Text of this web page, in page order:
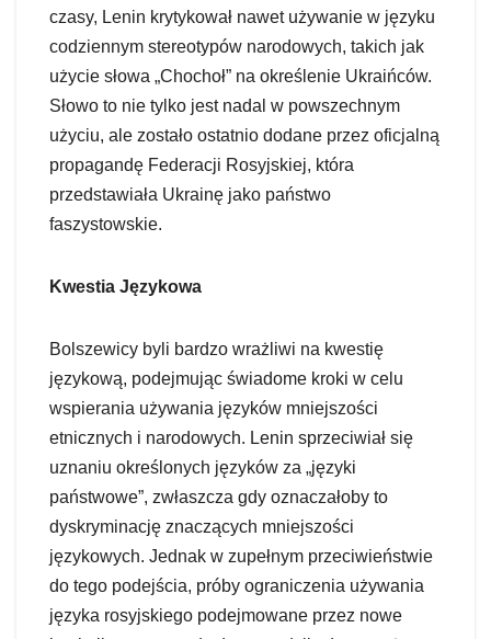
czasy, Lenin krytykował nawet używanie w języku
codziennym stereotypów narodowych, takich jak
użycie słowa „Chochoł” na określenie Ukraińców.
Słowo to nie tylko jest nadal w powszechnym
użyciu, ale zostało ostatnio dodane przez oficjalną
propagandę Federacji Rosyjskiej, która
przedstawiała Ukrainę jako państwo
faszystowskie.
Kwestia Językowa
Bolszewicy byli bardzo wrażliwi na kwestię
językową, podejmując świadome kroki w celu
wspierania używania języków mniejszości
etnicznych i narodowych. Lenin sprzeciwiał się
uznaniu określonych języków za „języki
państwowe”, zwłaszcza gdy oznaczałoby to
dyskryminację znaczących mniejszości
językowych. Jednak w zupełnym przeciwieństwie
do tego podejścia, próby ograniczenia używania
języka rosyjskiego podejmowane przez nowe